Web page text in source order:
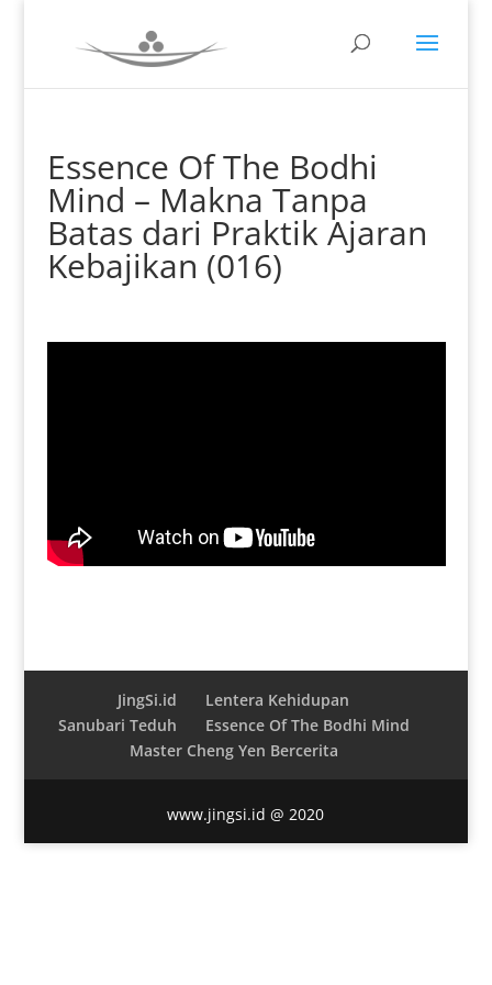
Essence Of The Bodhi
Mind – Makna Tanpa
Batas dari Praktik Ajaran
Kebajikan (016)
JingSi.id
Lentera Kehidupan
Sanubari Teduh
Essence Of The Bodhi Mind
Master Cheng Yen Bercerita
www.jingsi.id @ 2020